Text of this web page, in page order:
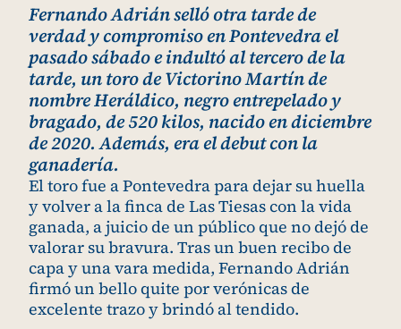
Fernando Adrián selló otra tarde de
verdad y compromiso en Pontevedra el
pasado sábado e indultó al tercero de la
tarde, un toro de Victorino Martín de
nombre Heráldico, negro entrepelado y
bragado, de 520 kilos, nacido en diciembre
de 2020. Además, era el debut con la
ganadería.
El toro fue a Pontevedra para dejar su huella
y volver a la finca de Las Tiesas con la vida
ganada, a juicio de un público que no dejó de
valorar su bravura. Tras un buen recibo de
capa y una vara medida, Fernando Adrián
firmó un bello quite por verónicas de
excelente trazo y brindó al tendido.